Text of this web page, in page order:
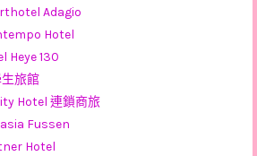
Adagio
Hotel
Heye 130
旅館
Hotel 連鎖商旅
Fussen
Hotel